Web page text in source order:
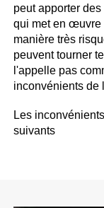
peut apporter
qui met en œuvre
manière très
peuvent tourner
l'appelle pas
inconvénients de
Les
suivants